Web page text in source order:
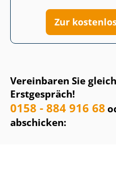
Vereinbaren Sie
Erstgespräch!
0158 - 884 916 68
abschicken:
Zur